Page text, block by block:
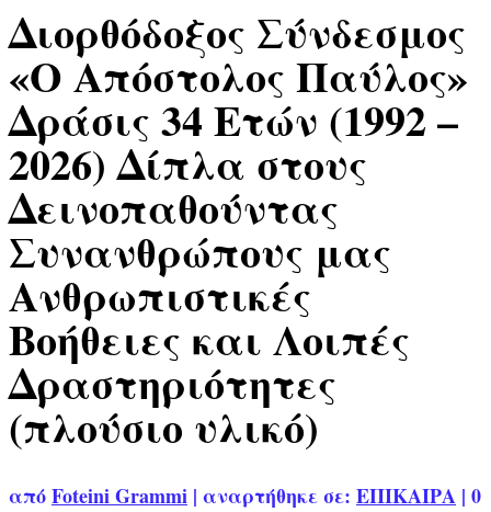
Διορθόδοξος Σύνδεσμος
«Ο Απόστολος Παύλος»
Δράσις 34 Ετών (1992 –
2026) Δίπλα στους
Δεινοπαθούντας
Συνανθρώπους μας
Ανθρωπιστικές
Βοήθειες και Λοιπές
Δραστηριότητες
(πλούσιο υλικό)
απόFoteini Grammi | αναρτήθηκε σε: ΕΠΙΚΑΙΡΑ | 0